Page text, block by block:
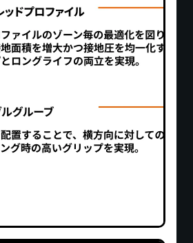
た技術を基に仕立てた一
ポテンシャルを最大限に引き
ライブレコーダーは装
載器、ドライブレコーダーを
カードはお客様ご自身でご用
ット走行は固くお断りしてお